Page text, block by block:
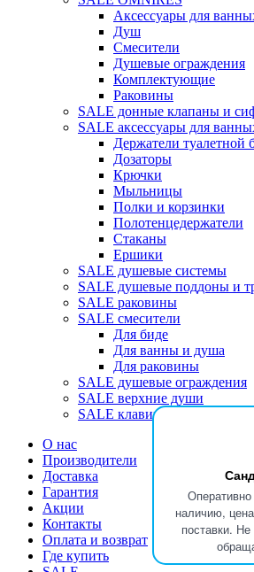
наличию,
поставки. Не
Аксессуары для
Душ
Смесители
Душевые ограждения
Комплектующие
Раковины
SALE донные клапаны и
SALE аксессуары для
Держатели туалетной
Дозаторы
Крючки
Мыльницы
Полки и корзинки
Полотенцедержатели
Стаканы
Ершики
SALE душевые системы
SALE душевые поддоны и
SALE раковины
SALE смесители
Для биде
Для ванны и душа
Для раковины
SALE душевые ограждения
SALE верхние души
SALE клавиши
О нас
Производители
Доставка
Гарантия
Акции
Контакты
Оплата и возврат
Где купить